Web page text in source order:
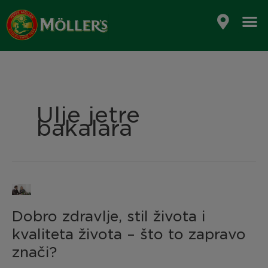
to
content
Ulje jetre
bakalara
Dobro zdravlje, stil života i
kvaliteta života – što to zapravo
znači?
Dobro
stil
života
kvaliteta